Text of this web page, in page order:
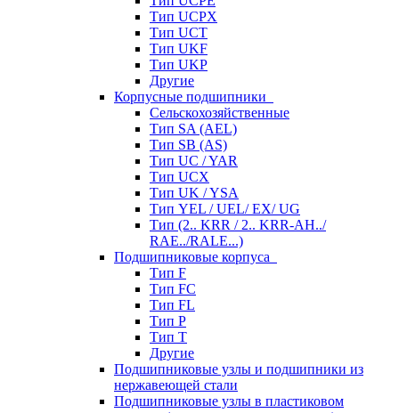
Тип UCPX
Тип UCT
Тип UKF
Тип UKP
Другие
Корпусные подшипники
Сельскохозяйственные
Тип SA (AEL)
Тип SB (AS)
Тип UC / YAR
Тип UCX
Тип UK / YSA
Тип YEL / UEL/ EX/ UG
Тип (2.. KRR / 2.. KRR-AH../
RAE../RALE...)
Подшипниковые корпуса
Тип F
Тип FC
Тип FL
Тип P
Тип T
Другие
Подшипниковые узлы и подшипники из
нержавеющей стали
Подшипниковые узлы в пластиковом